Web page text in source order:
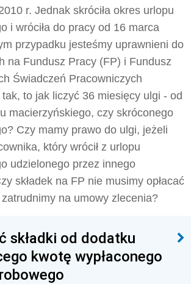
r. Jednak skróciła okres urlopu
i wróciła do pracy od 16 marca
przypadku jesteśmy uprawnieni do
na Fundusz Pracy (FP) i Fundusz
Świadczeń Pracowniczych
to jak liczyć 36 miesięcy ulgi - od
macierzyńskiego, czy skróconego
Czy mamy prawo do ulgi, jeżeli
który wrócił z urlopu
udzielonego przez innego
składek na FP nie musimy opłacać
na umowy zlecenia?
składki od dodatku
kwotę wypłaconego